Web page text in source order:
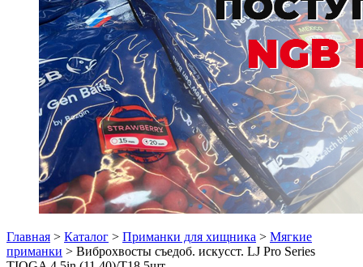
Главная > Каталог > Приманки для хищника > Мягкие
приманки > Виброхвосты съедоб. искусст. LJ Pro Series